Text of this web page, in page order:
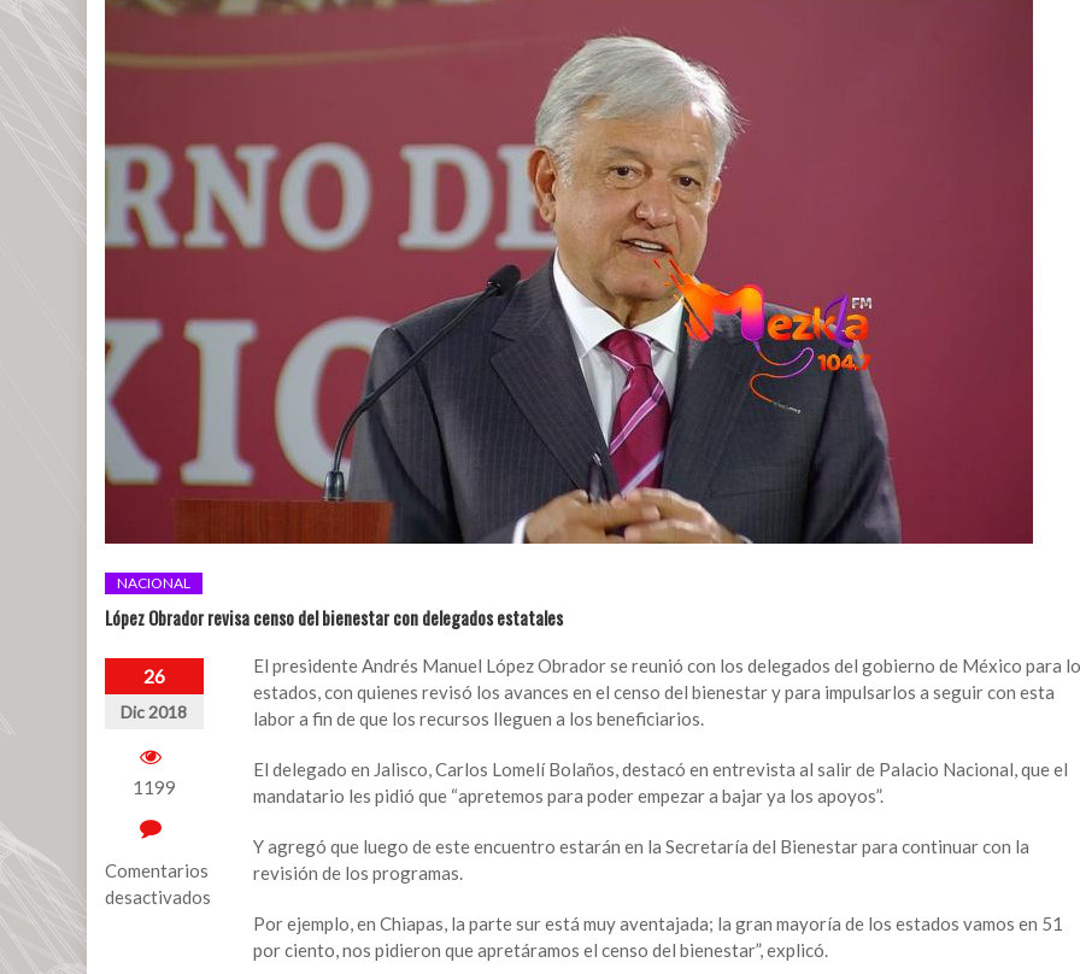
NACIONAL
López Obrador revisa censo del bienestar con delegados estatales
26
Dic 2018
1199
Comentarios
desactivados
El presidente Andrés Manuel López Obrador se reunió con los delegados del gobierno de México para
estados, con quienes revisó los avances en el censo del bienestar y para impulsarlos a seguir con esta
labor a fin de que los recursos lleguen a los beneficiarios.
El delegado en Jalisco, Carlos Lomelí Bolaños, destacó en entrevista al salir de Palacio Nacional, que el
mandatario les pidió que “apretemos para poder empezar a bajar ya los apoyos”.
Y agregó que luego de este encuentro estarán en la Secretaría del Bienestar para continuar con la
revisión de los programas.
Por ejemplo, en Chiapas, la parte sur está muy aventajada; la gran mayoría de los estados vamos en 51
por ciento, nos pidieron que apretáramos el censo del bienestar”, explicó.